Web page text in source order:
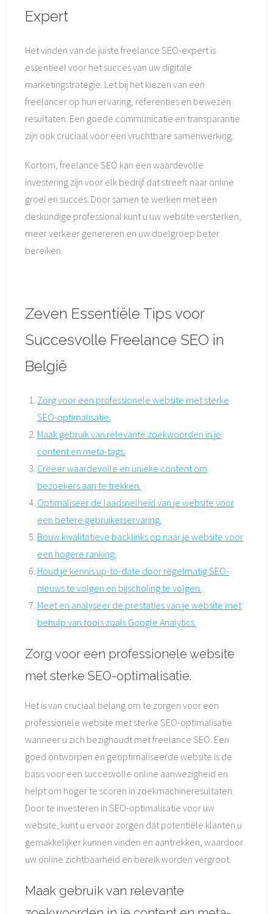
Expert
Het vinden van de juiste freelance SEO-expert is
essentieel voor het succes van uw digitale
marketingstrategie. Let bij het kiezen van een
freelancer op hun ervaring, referenties en bewezen
resultaten. Een goede communicatie en transparantie
zijn ook cruciaal voor een vruchtbare samenwerking.
Kortom, freelance SEO kan een waardevolle
investering zijn voor elk bedrijf dat streeft naar online
groei en succes. Door samen te werken met een
deskundige professional kunt u uw website versterken,
meer verkeer genereren en uw doelgroep beter
bereiken.
Zeven Essentiële Tips voor
Succesvolle Freelance SEO in
België
Zorg voor een professionele website met sterke
SEO-optimalisatie.
Maak gebruik van relevante zoekwoorden in je
content en meta-tags.
Creëer waardevolle en unieke content om
bezoekers aan te trekken.
Optimaliseer de laadsnelheid van je website voor
een betere gebruikerservaring.
Bouw kwalitatieve backlinks op naar je website voor
een hogere ranking.
Houd je kennis up-to-date door regelmatig SEO-
nieuws te volgen en bijscholing te volgen.
Meet en analyseer de prestaties van je website met
behulp van tools zoals Google Analytics.
Zorg voor een professionele website
met sterke SEO-optimalisatie.
Het is van cruciaal belang om te zorgen voor een
professionele website met sterke SEO-optimalisatie
wanneer u zich bezighoudt met freelance SEO. Een
goed ontworpen en geoptimaliseerde website is de
basis voor een succesvolle online aanwezigheid en
helpt om hoger te scoren in zoekmachineresultaten.
Door te investeren in SEO-optimalisatie voor uw
website, kunt u ervoor zorgen dat potentiële klanten u
gemakkelijker kunnen vinden en aantrekken, waardoor
uw online zichtbaarheid en bereik worden vergroot.
Maak gebruik van relevante